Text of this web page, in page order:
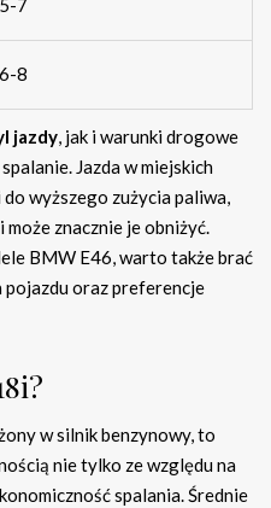
5-7
6-8
jazdy, jak i warunki drogowe
Jazda w miejskich
wyższego zużycia paliwa,
znacznie je obniżyć.
BMW E46, warto także brać
oraz preferencje
w silnik benzynowy, to
nie tylko ze względu na
spalania. Średnie